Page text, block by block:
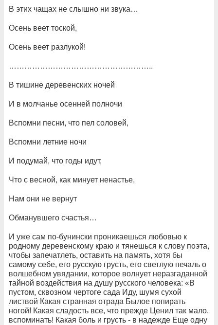
В этих чащах не слышно ни звука…
Осень веет тоской,
Осень веет разлукой!
………………………………………………..
В тишине деревенских ночей
И в молчанье осенней полночи
Вспомни песни, что пел соловей,
Вспомни летние ночи
И подумай, что годы идут,
Что с весной, как минует ненастье,
Нам они не вернут
Обманувшего счастья…
И уже сам по-бунински проникаешься любовью к
родному деревенскому краю и тянешься к слову поэта,
чтобы запечатлеть, оставить на память, хотя бы
самому себе, его русскую грусть, его светлую печаль о
волшебном увядании, которое волнует неразгаданной
тайной воздействия на душу русского человека: «В
пустом, сквозном чертоге сада Иду, шумя сухой
листвой Какая странная отрада Былое попирать
ногой! Какая сладость все, что прежде Ценил так мало,
вспоминать! Какая боль и грусть - в надежде Еще одну